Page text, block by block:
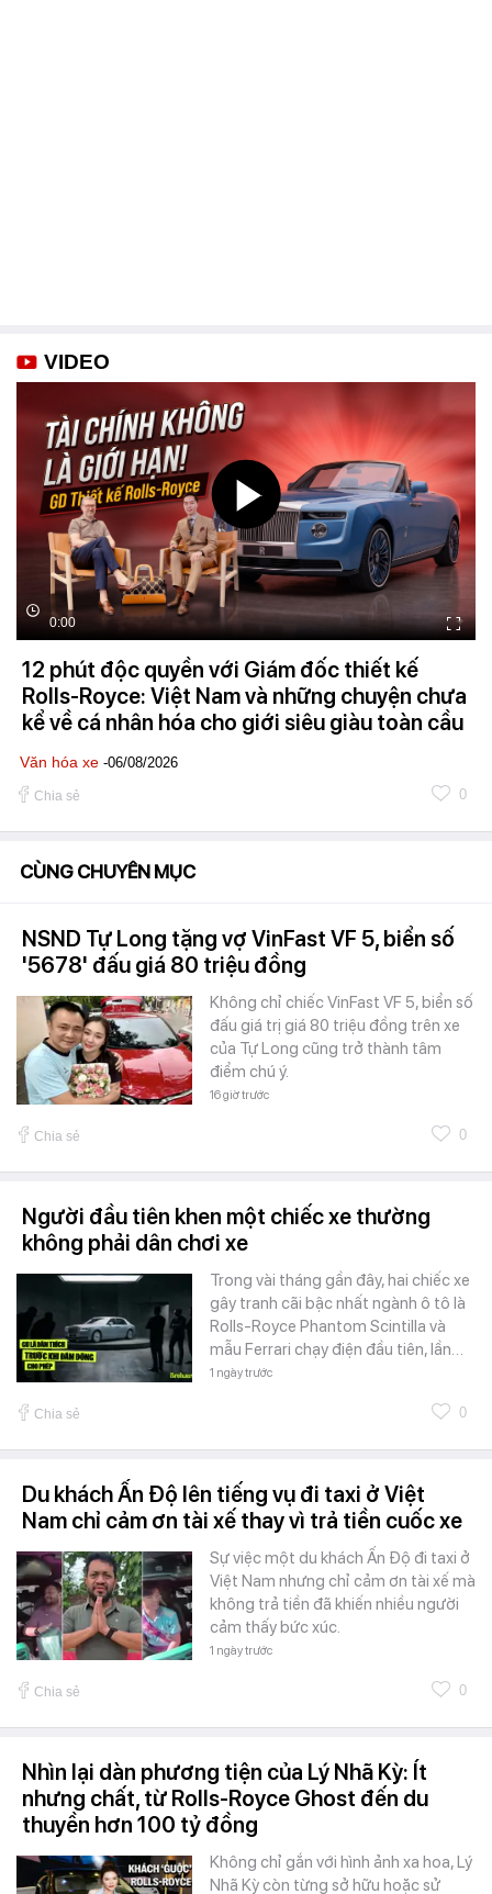
VIDEO
0:00
12 phút độc quyền với Giám đốc thiết kế
Rolls-Royce: Việt Nam và những chuyện chưa
kể về cá nhân hóa cho giới siêu giàu toàn cầu
Văn hóa xe -06/08/2026
Chia sẻ 0
CÙNG CHUYÊN MỤC
NSND Tự Long tặng vợ VinFast VF 5, biển số
'5678' đấu giá 80 triệu đồng
Không chỉ chiếc VinFast VF 5, biển số
đấu giá trị giá 80 triệu đồng trên xe
của Tự Long cũng trở thành tâm
điểm chú ý.
16 giờ trước
Chia sẻ 0
Người đầu tiên khen một chiếc xe thường
không phải dân chơi xe
Trong vài tháng gần đây, hai chiếc xe
gây tranh cãi bậc nhất ngành ô tô là
Rolls-Royce Phantom Scintilla và
mẫu Ferrari chạy điện đầu tiên, lần…
1 ngày trước
Chia sẻ 0
Du khách Ấn Độ lên tiếng vụ đi taxi ở Việt
Nam chỉ cảm ơn tài xế thay vì trả tiền cuốc xe
Sự việc một du khách Ấn Độ đi taxi ở
Việt Nam nhưng chỉ cảm ơn tài xế mà
không trả tiền đã khiến nhiều người
cảm thấy bức xúc.
1 ngày trước
Chia sẻ 0
Nhìn lại dàn phương tiện của Lý Nhã Kỳ: Ít
nhưng chất, từ Rolls-Royce Ghost đến du
thuyền hơn 100 tỷ đồng
Không chỉ gắn với hình ảnh xa hoa, Lý
Nhã Kỳ còn từng sở hữu hoặc sử